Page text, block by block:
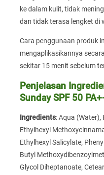
ke dalam kulit, tidak
dan tidak terasa lengket di
Cara penggunaan produk
mengaplikasikannya
sekitar 15 menit sebelum
Penjelasan
Sunday SPF 50
Ingredients: Aqua (Water),
Ethylhexyl
Ethylhexyl Salicylate,
Butyl
Glycol Diheptanoate,